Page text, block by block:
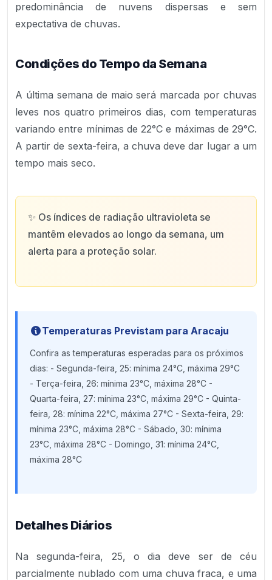
predominância de nuvens dispersas e sem
expectativa de chuvas.
Condições do Tempo da Semana
A última semana de maio será marcada por chuvas
leves nos quatro primeiros dias, com temperaturas
variando entre mínimas de 22°C e máximas de 29°C.
A partir de sexta-feira, a chuva deve dar lugar a um
tempo mais seco.
✨ Os índices de radiação ultravioleta se
mantêm elevados ao longo da semana, um
alerta para a proteção solar.
Temperaturas Previstam para Aracaju
Confira as temperaturas esperadas para os próximos
dias: - Segunda-feira, 25: mínima 24°C, máxima 29°C
- Terça-feira, 26: mínima 23°C, máxima 28°C -
Quarta-feira, 27: mínima 23°C, máxima 29°C - Quinta-
feira, 28: mínima 22°C, máxima 27°C - Sexta-feira, 29:
mínima 23°C, máxima 28°C - Sábado, 30: mínima
23°C, máxima 28°C - Domingo, 31: mínima 24°C,
máxima 28°C
Detalhes Diários
Na segunda-feira, 25, o dia deve ser de céu
parcialmente nublado com uma chuva fraca, e uma